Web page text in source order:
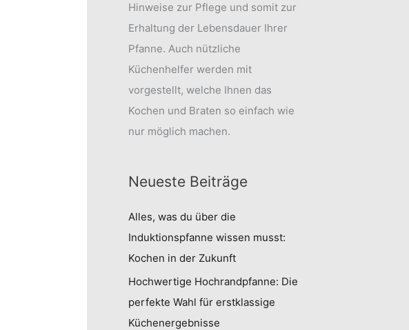
Hinweise zur Pflege und somit zur
Erhaltung der Lebensdauer Ihrer
Pfanne. Auch nützliche
Küchenhelfer werden mit
vorgestellt, welche Ihnen das
Kochen und Braten so einfach wie
nur möglich machen.
Neueste Beiträge
Alles, was du über die
Induktionspfanne wissen musst:
Kochen in der Zukunft
Hochwertige Hochrandpfanne: Die
perfekte Wahl für erstklassige
Küchenergebnisse